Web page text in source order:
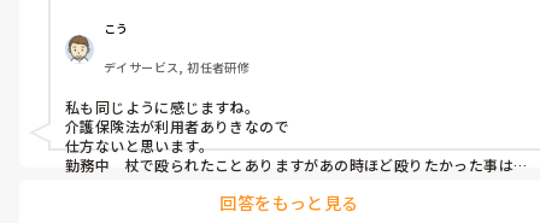
こう
デイサービス, 初任者研修
私も同じように感じますね。
介護保険法が利用者ありきなので
仕方ないと思います。
勤務中　杖で殴られたことありますがあの時ほど殴りたかった事は
回答をもっと見る